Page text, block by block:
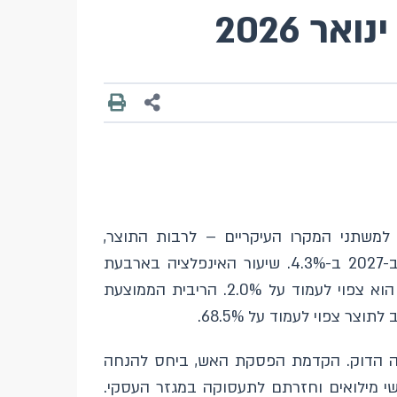
2026
המקרו-כלכלית שחטיבת המחקר בבנק ישראל גיבשה בינואר 2026 בנוגע למשתני המקרו העיקריים – לרבות התוצר,
התוצר צמח להערכתנו ב-2.8% בשנת 2025, וצפוי לצמוח בשנת 2026 ב-5.2% וב-2027 ב-4.3%. שיעור האינפלציה בארבעת
הרבעונים הקרובים (המסתיימים ברבעון הרביעי של שנת 2026) צפוי לעמוד על 1.7%, ובמהלך שנת 2027 הוא צפוי לעמוד על 2.0%. הריבית הממוצעת
ביקוש ובשוק עבודה הדוק. הקדמת הפסקת האש, ביחס להנחה
אנשי מילואים וחזרתם לתעסוקה במגזר העסקי.